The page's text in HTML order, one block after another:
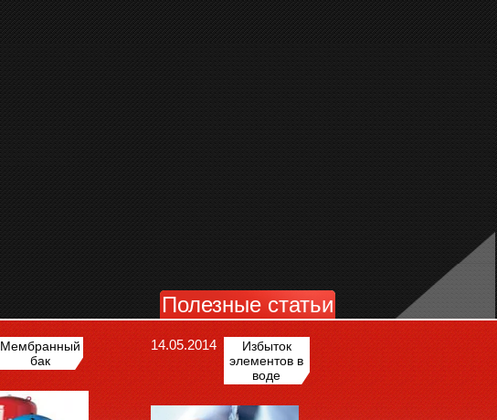
Полезные статьи
Мембранный
бак
14.05.2014
Избыток
элементов в
воде